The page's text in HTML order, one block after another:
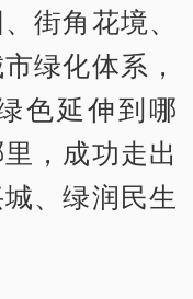
街角花境、
绿化体系，
色延伸到哪
，成功走出
、绿润民生